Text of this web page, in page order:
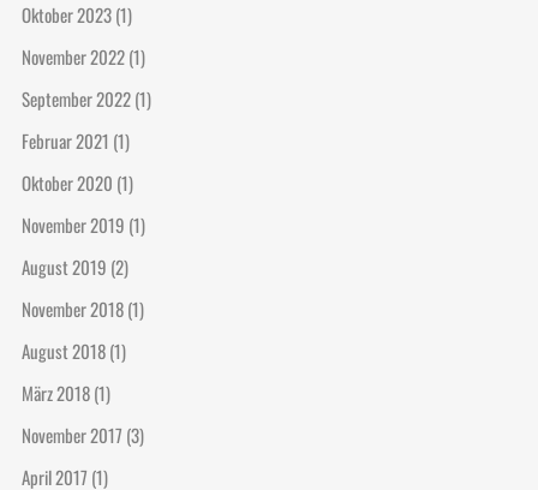
Oktober 2023(1)
November 2022(1)
September 2022(1)
Februar 2021 (1)
Oktober 2020 (1)
November 2019 (1)
August 2019 (2)
November 2018(1)
August 2018(1)
März 2018(1)
November 2017 (3)
April 2017 (1)